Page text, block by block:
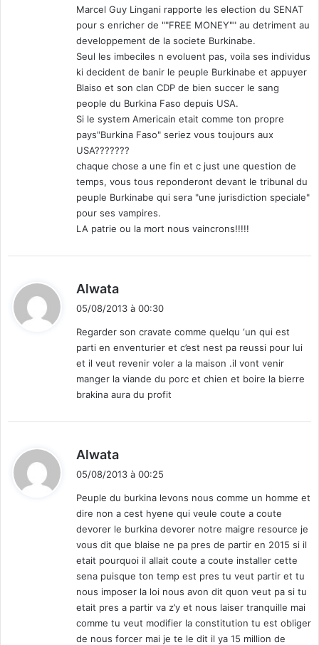
Marcel Guy Lingani rapporte les election du SENAT
pour s enricher de ""FREE MONEY"" au detriment au
developpement de la societe Burkinabe.
Seul les imbeciles n evoluent pas, voila ses individus
ki decident de banir le peuple Burkinabe et appuyer
Blaiso et son clan CDP de bien succer le sang
people du Burkina Faso depuis USA.
Si le system Americain etait comme ton propre
pays"Burkina Faso" seriez vous toujours aux
USA???????
chaque chose a une fin et c just une question de
temps, vous tous reponderont devant le tribunal du
peuple Burkinabe qui sera "une jurisdiction speciale"
pour ses vampires.
LA patrie ou la mort nous vaincrons!!!!!
Alwata
:
05/08/2013 à 00:30
Regarder son cravate comme quelqu ‘un qui est
parti en enventurier et c’est nest pa reussi pour lui
et il veut revenir voler a la maison .il vont venir
manger la viande du porc et chien et boire la bierre
brakina aura du profit
Alwata
:
05/08/2013 à 00:25
Peuple du burkina levons nous comme un homme et
dire non a cest hyene qui veule coute a coute
devorer le burkina devorer notre maigre resource je
vous dit que blaise ne pa pres de partir en 2015 si il
etait pourquoi il allait coute a coute installer cette
sena puisque ton temp est pres tu veut partir et tu
nous imposer la loi nous avon dit quon veut pa si tu
etait pres a partir va z’y et nous laiser tranquille mai
comme tu veut modifier la constitution tu est obliger
de nous forcer mai je te le dit il ya 15 million de